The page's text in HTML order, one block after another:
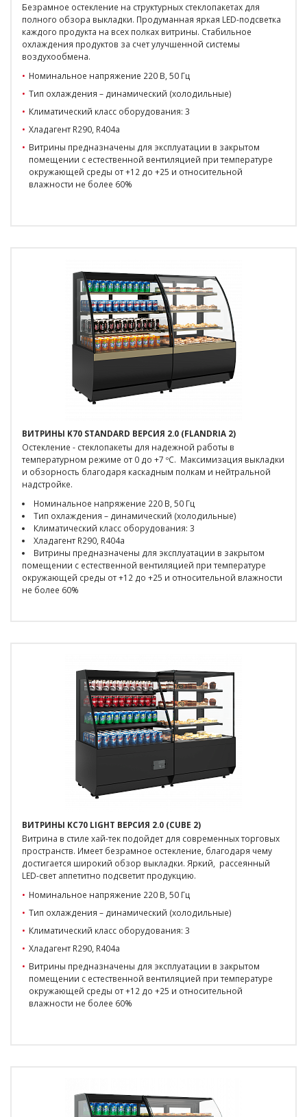
Безрамное остекление на структурных стеклопакетах для
полного обзора выкладки. Продуманная яркая LED-подсветка
каждого продукта на всех полках витрины. Стабильное
охлаждения продуктов за счет улучшенной системы
воздухообмена.
Номинальное напряжение 220 В, 50 Гц
Тип охлаждения – динамический (холодильные)
Климатический класс оборудования: 3
Хладагент R290, R404a
Витрины предназначены для эксплуатации в закрытом
помещении с естественной вентиляцией при температуре
окружающей среды от +12 до +25 и относительной
влажности не более 60%
ВИТРИНЫ K70 STANDARD ВЕРСИЯ 2.0 (FLANDRIA 2)
Остекление - стеклопакеты для надежной работы в
температурном режиме от 0 до +7 ºС. Максимизация выкладки
и обзорность благодаря каскадным полкам и нейтральной
надстройке.
Номинальное напряжение 220 В, 50 Гц
Тип охлаждения – динамический (холодильные)
Климатический класс оборудования: 3
Хладагент R290, R404a
Витрины предназначены для эксплуатации в закрытом
помещении с естественной вентиляцией при температуре
окружающей среды от +12 до +25 и относительной влажности
не более 60%
ВИТРИНЫ KC70 LIGHT ВЕРСИЯ 2.0 (CUBE 2)
Витрина в стиле хай-тек подойдет для современных торговых
пространств. Имеет безрамное остекление, благодаря чему
достигается широкий обзор выкладки. Яркий, рассеянный
LED-свет аппетитно подсветит продукцию.
Номинальное напряжение 220 В, 50 Гц
Тип охлаждения – динамический (холодильные)
Климатический класс оборудования: 3
Хладагент R290, R404a
Витрины предназначены для эксплуатации в закрытом
помещении с естественной вентиляцией при температуре
окружающей среды от +12 до +25 и относительной
влажности не более 60%